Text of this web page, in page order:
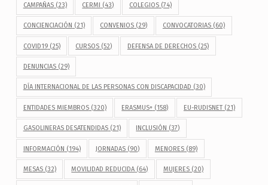
CAMPAÑAS(23) CERMI (43) COLEGIOS(74)
CONCIENCIACIÓN (21) CONVENIOS (29) CONVOCATORIAS(60)
COVID19(25) CURSOS (52) DEFENSA DE DERECHOS(25)
DENUNCIAS(29)
DÍA INTERNACIONAL DE LAS PERSONAS CON DISCAPACIDAD (30)
ENTIDADES MIEMBROS(320) ERASMUS+ (158) EU-RUDISNET(21)
GASOLINERAS DESATENDIDAS(21) INCLUSIÓN (37)
INFORMACIÓN (194) JORNADAS (90) MENORES(89)
MESAS(32) MOVILIDAD REDUCIDA (64) MUJERES(20)